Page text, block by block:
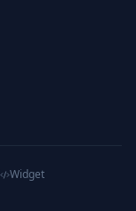
Widget